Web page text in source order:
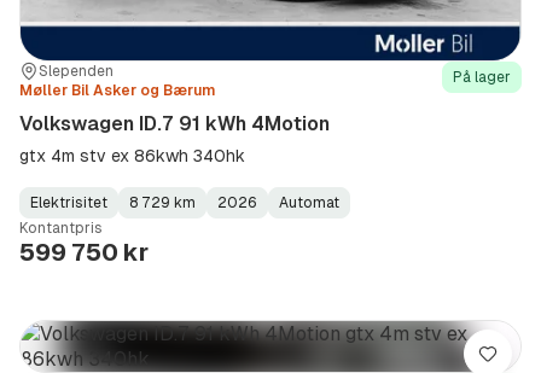
Sted:
Slependen
Forhandler:
Møller Bil Asker og Bærum
På lager
Volkswagen ID.7 91 kWh 4Motion
gtx 4m stv ex 86kwh 340hk
Fuel
Type:
Elektrisitet
Kilometerstand:
8 729 km
Model
Year:
2026
Gearbox
Type:
Automat
Kontantpris
599 750 kr
Lagre